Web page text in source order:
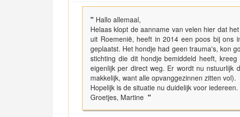
" Hallo allemaal,
Helaas klopt de aanname van velen hier dat
uit Roemenië, heeft in 2014 een poos bij ons
geplaatst. Het hondje had geen trauma's, kon
stichting die dit hondje bemiddeld heeft,
eigenlijk per direct weg. Er wordt nu nstuurlijk
makkelijk, want alle opvanggezinnen zitten vol).
Hopelijk is de situatie nu duidelijk voor iedereen.
Groetjes, Martine "